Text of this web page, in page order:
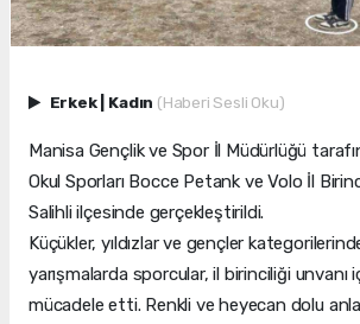
Erkek Kadın (Haberi Sesli Oku)
Manisa Gençlik ve Spor İl Müdürlüğü
Okul Sporları Bocce Petank ve Volo İl
Salihli ilçesinde gerçekleştirildi.
Küçükler, yıldızlar ve gençler
yarışmalarda sporcular, il birinciliği unvanı
mücadele etti. Renkli ve heyecan dolu